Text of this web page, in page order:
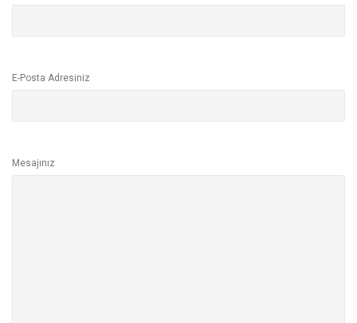
E-Posta Adresiniz
Mesajınız